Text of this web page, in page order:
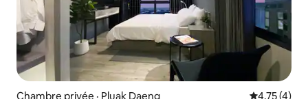
Chambre privée · Pluak Daeng Note
4,75 (4)